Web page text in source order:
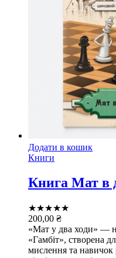
Додати в кошик
Книги
Книга Мат в
★★★★★
200,00 ₴
«Мат у два ходи» —
«Гамбіт», створена
мислення та навичок